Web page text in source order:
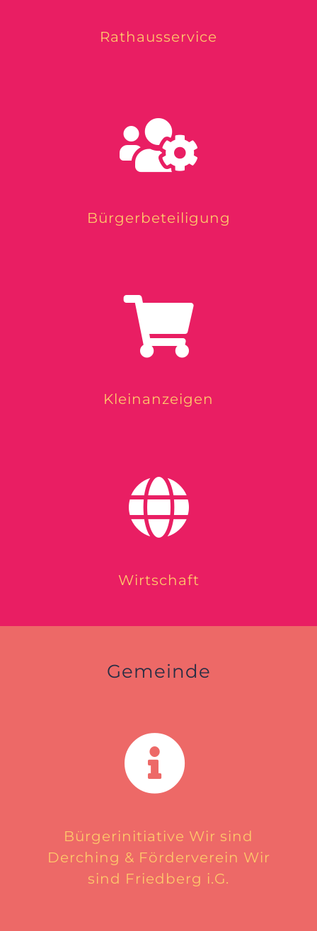
Rathausservice
Bürgerbeteiligung
Kleinanzeigen
Wirtschaft
Gemeinde
Bürgerinitiative Wir sind
Derching & Förderverein Wir
sind Friedberg i.G.